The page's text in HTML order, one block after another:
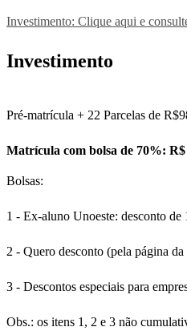
Investimento: Clique aqui e
Investimento
Pré-matrícula + 22 Parcelas de
Matrícula com bolsa de 70%:
Bolsas:
1 - Ex-aluno Unoeste: desconto de
2 - Quero desconto (pela página
3 - Descontos especiais para
Obs.: os itens 1, 2 e 3 não